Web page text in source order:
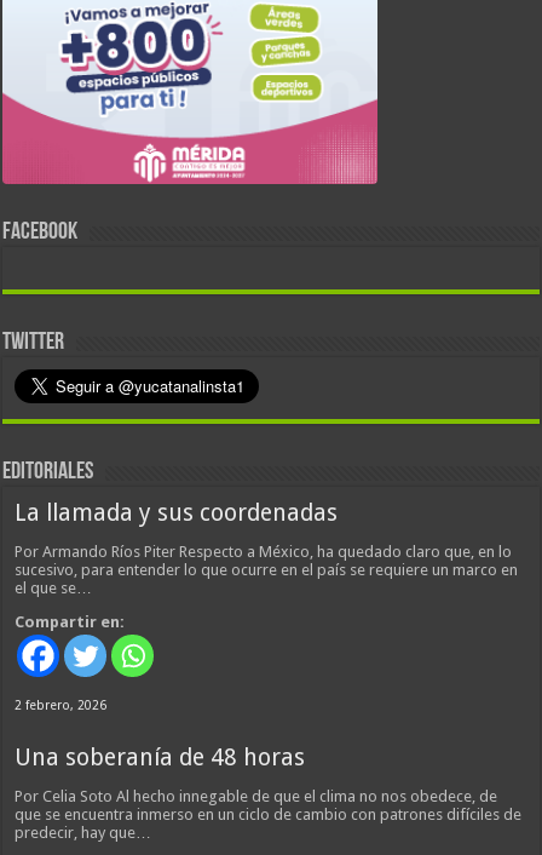
FACEBOOK
TWITTER
EDITORIALES
La llamada y sus coordenadas
Por Armando Ríos Piter Respecto a México, ha quedado claro que, en lo
sucesivo, para entender lo que ocurre en el país se requiere un marco en
el que se…
Compartir en:
2 febrero, 2026
Una soberanía de 48 horas
Por Celia Soto Al hecho innegable de que el clima no nos obedece, de
que se encuentra inmerso en un ciclo de cambio con patrones difíciles de
predecir, hay que…